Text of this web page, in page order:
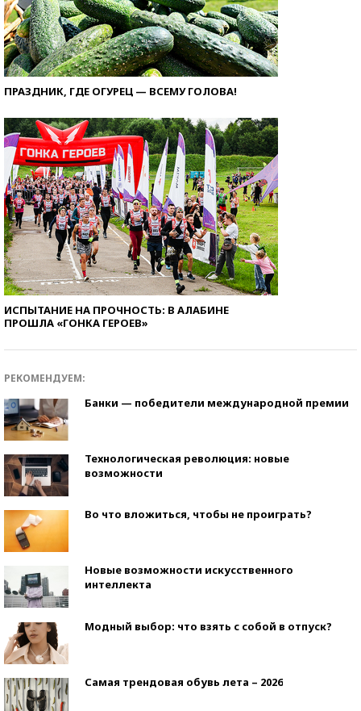
ПРАЗДНИК, ГДЕ ОГУРЕЦ — ВСЕМУ ГОЛОВА!
ИСПЫТАНИЕ НА ПРОЧНОСТЬ: В АЛАБИНЕ
ПРОШЛА «ГОНКА ГЕРОЕВ»
РЕКОМЕНДУЕМ:
Банки — победители международной премии
Технологическая революция: новые
возможности
Во что вложиться, чтобы не проиграть?
Новые возможности искусственного
интеллекта
Модный выбор: что взять с собой в отпуск?
Самая трендовая обувь лета – 2026